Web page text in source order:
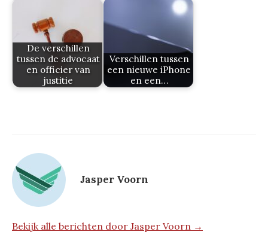
De verschillen
tussen de advocaat
en officier van
justitie
Verschillen tussen
een nieuwe iPhone
en een…
Jasper Voorn
Bekijk alle berichten door Jasper Voorn →